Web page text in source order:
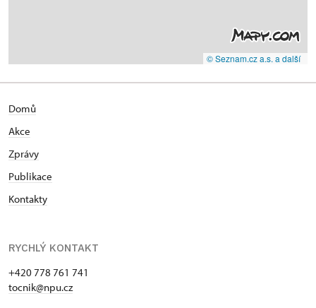
© Seznam.cz a.s. a další
Domů
Akce
Zprávy
Publikace
Kontakty
RYCHLÝ KONTAKT
+420 778 761 741
tocnik@npu.cz